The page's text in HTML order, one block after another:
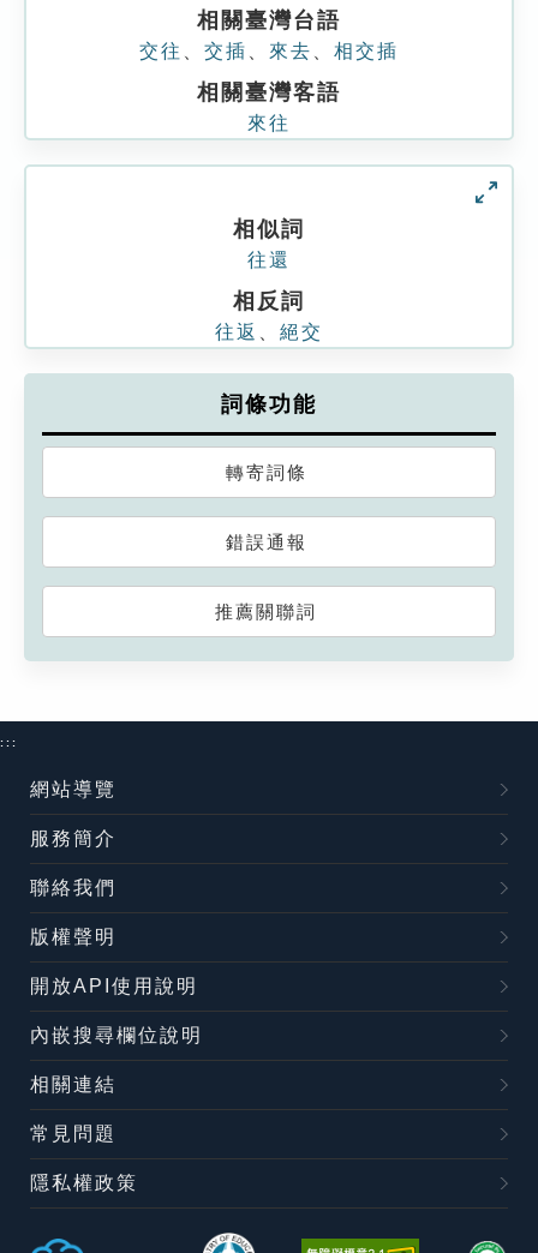
相關臺灣台語
交往 交插 來去 相交插
相關臺灣客語
來往
相似詞
往還
相反詞
往返 絕交
詞條功能
轉寄詞條
錯誤通報
推薦關聯詞
:::
網站導覽
服務簡介
聯絡我們
版權聲明
開放API使用說明
內嵌搜尋欄位說明
相關連結
常見問題
隱私權政策